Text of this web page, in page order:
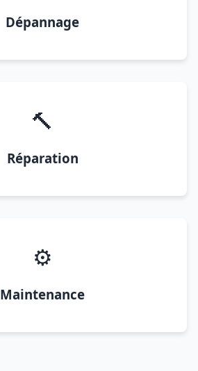
Dépannage
🔨
Réparation
⚙️
Maintenance